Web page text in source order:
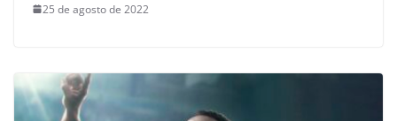
25 de agosto de 2022